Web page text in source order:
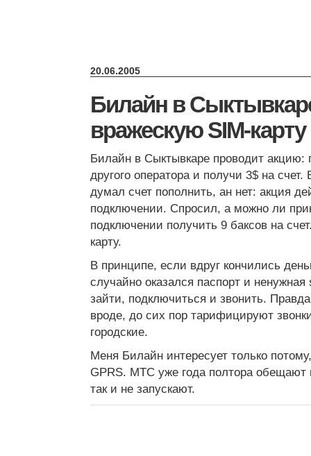
20.06.2005
Билайн в
вражескую SIM-карту
Билайн в Сыктывкаре проводит акцию:
другого оператора и получи 3$ на счет.
думал счет пополнить, ан нет: акция
подключении. Спросил, а можно ли
подключении получить 9 баксов на
карту.
В принципе, если вдруг кончились
случайно оказался паспорт и
зайти, подключиться и звонить.
вроде, до сих пор тарифицируют
городские.
Меня Билайн интересует только
GPRS. МТС уже года полтора обещают
так и не запускают.